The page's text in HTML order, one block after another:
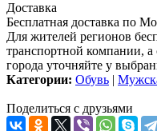
Доставка
Бесплатная доставка по
Для жителей регионов
транспортной компании, а
города уточняйте у
Категории: Обувь |
Поделиться с друзьями